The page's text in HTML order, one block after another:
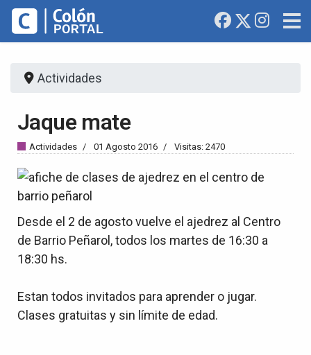
Actividades
Jaque mate
Actividades 01 Agosto 2016 Visitas: 2470
Desde el 2 de agosto vuelve el ajedrez al Centro
de Barrio Peñarol, todos los martes de 16:30 a
18:30 hs.
Estan todos invitados para aprender o jugar.
Clases gratuitas y sin límite de edad.